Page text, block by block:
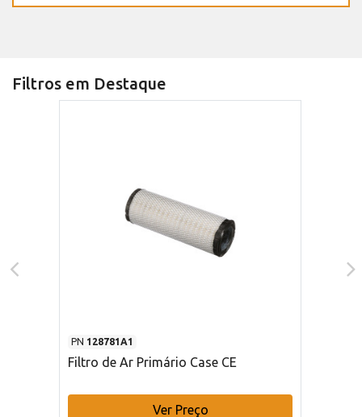
Filtros em Destaque
PN 128781A1
Filtro de Ar Primário Case CE
Ver Preço